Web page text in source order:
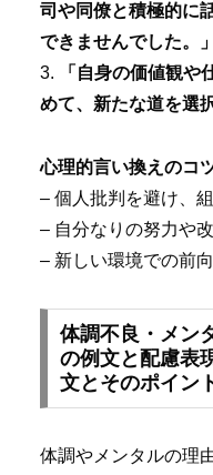
司や同僚と積極的に
できませんでした。」
3.
「自身の価値観や
めて、新たな道を選
心理的言い換えのコ
– 個人批判を避け、
– 自分なりの努力や
– 新しい環境での前
体調不良・メン
の例文と配慮表
文とそのポイン
体調やメンタルの理